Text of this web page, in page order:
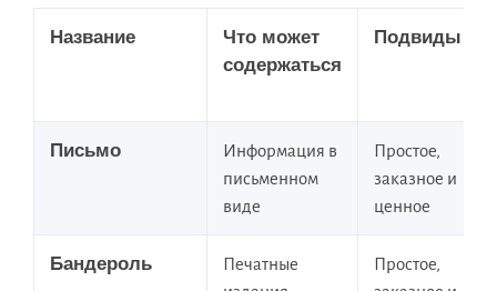
Название
Что может
содержаться
Подвиды
Письмо
Информация в
письменном
виде
Простое,
заказное и
ценное
Бандероль
Печатные
Простое,